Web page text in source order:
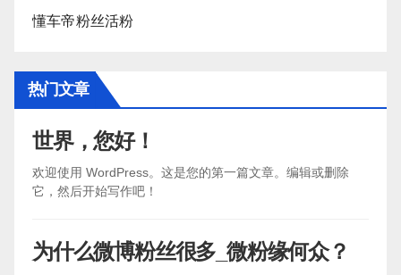
懂车帝粉丝活粉
热门文章
世界，您好！
欢迎使用 WordPress。这是您的第一篇文章。编辑或删除
它，然后开始写作吧！
为什么微博粉丝很多_微粉缘何众？